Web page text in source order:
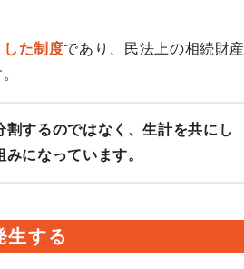
た制度であり、民法上の相続財
するのではなく、生計を共にし
になっています。
生する